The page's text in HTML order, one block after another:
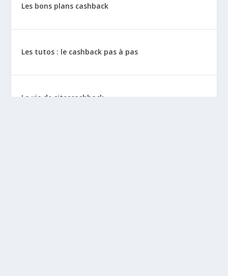
Les bons plans cashback
Les tutos : le cashback pas à pas
La vie de sitescashback